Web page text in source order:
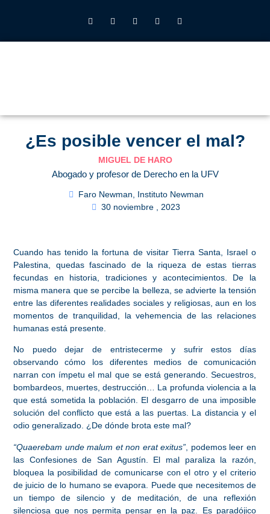
¿Es posible vencer el mal?
MIGUEL DE HARO
Abogado y profesor de Derecho en la UFV
Faro Newman
Instituto Newman
30 noviembre , 2023
Cuando has tenido la fortuna de visitar Tierra Santa, Israel o
Palestina, quedas fascinado de la riqueza de estas tierras
fecundas en historia, tradiciones y acontecimientos. De la
misma manera que se percibe la belleza, se advierte la tensión
entre las diferentes realidades sociales y religiosas, aun en los
momentos de tranquilidad, la vehemencia de las relaciones
humanas está presente.
No puedo dejar de entristecerme y sufrir estos días
observando cómo los diferentes medios de comunicación
narran con ímpetu el mal que se está generando. Secuestros,
bombardeos, muertes, destrucción… La profunda violencia a la
que está sometida la población. El desgarro de una imposible
solución del conflicto que está a las puertas. La distancia y el
odio generalizado. ¿De dónde brota este mal?
“Quaerebam unde malum et non erat exitus” , podemos leer en
las Confesiones de San Agustín. El mal paraliza la razón,
bloquea la posibilidad de comunicarse con el otro y el criterio
de juicio de lo humano se evapora. Puede que necesitemos de
un tiempo de silencio y de meditación, de una reflexión
silenciosa que nos permita pensar en la paz. Es paradójico